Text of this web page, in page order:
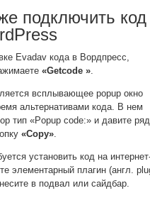
подключить код
Evadav кода в Вордпресс,
«Getcode ».
всплывающее popup окно
альтернативами кода. В нем
тип «Popup code:» и давите
«Copy».
установить код на
элементарный плагин (англ.
в подвал или сайдбар.